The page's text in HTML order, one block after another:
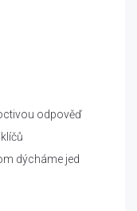
odpověď
dýcháme jed